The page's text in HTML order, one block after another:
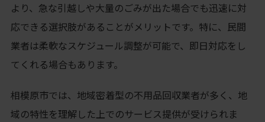
より、急な引越しや大量のごみが出た場合でも迅速に対
応できる選択肢があることがメリットです。特に、民間
業者は柔軟なスケジュール調整が可能で、即日対応をし
てくれる場合もあります。
相模原市では、地域密着型の不用品回収業者が多く、地
域の特性を理解した上でのサービス提供が受けられま